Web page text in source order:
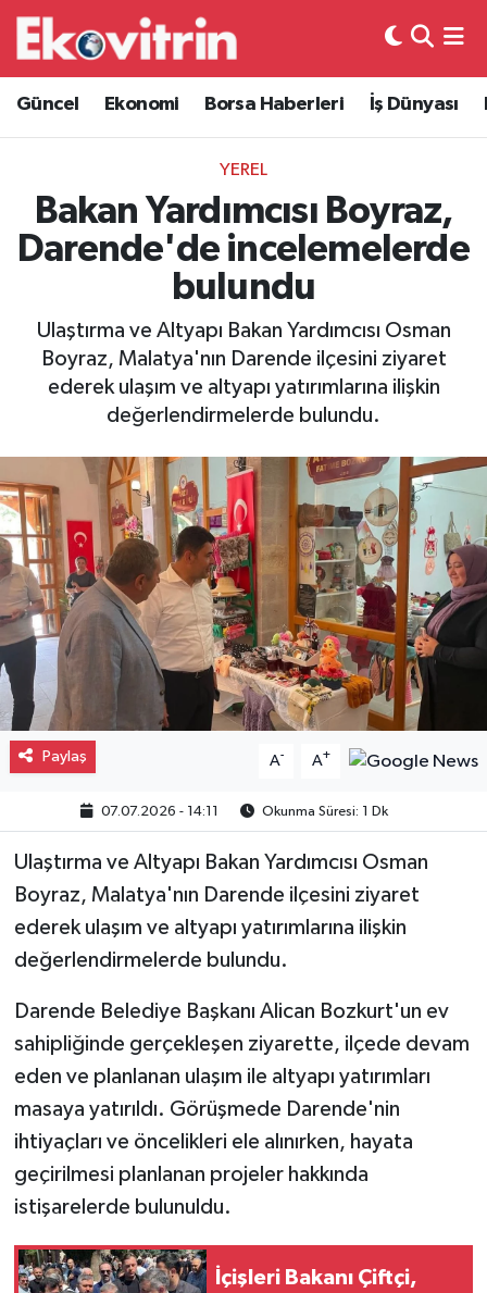
Güncel Ekonomi Borsa Haberleri İş Dünyası
YEREL
Bakan Yardımcısı Boyraz,
Darende'de incelemelerde
bulundu
Ulaştırma ve Altyapı Bakan Yardımcısı Osman
Boyraz, Malatya'nın Darende ilçesini ziyaret
ederek ulaşım ve altyapı yatırımlarına ilişkin
değerlendirmelerde bulundu.
Paylaş A- A+
07.07.2026 - 14:11 Okunma Süresi: 1 Dk
Ulaştırma ve Altyapı Bakan Yardımcısı Osman
Boyraz, Malatya'nın Darende ilçesini ziyaret
ederek ulaşım ve altyapı yatırımlarına ilişkin
değerlendirmelerde bulundu.
Darende Belediye Başkanı Alican Bozkurt'un ev
sahipliğinde gerçekleşen ziyarette, ilçede devam
eden ve planlanan ulaşım ile altyapı yatırımları
masaya yatırıldı. Görüşmede Darende'nin
ihtiyaçları ve öncelikleri ele alınırken, hayata
geçirilmesi planlanan projeler hakkında
istişarelerde bulunuldu.
İçişleri Bakanı Çiftçi,
Güncel
Ekonomi
Borsa Haberleri
İş Dünyası
Otovitrin
Asayiş
Magazin
Gayrimenkul
Spor
Eğitim
Hava Durumu
Trafik Durumu
Süper Lig Puan Durumu ve Fikstür
Tüm Manşetler
Son Dakika Haberleri
Haber Arşivi